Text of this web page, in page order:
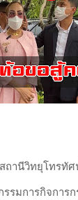
านีวิทยุโทรทัศ
มการกิจการก